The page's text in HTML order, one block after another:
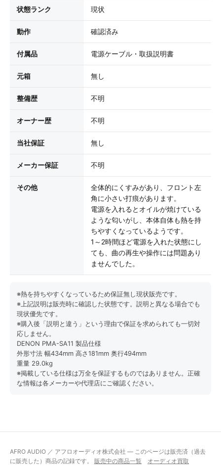
状態ランク 現状
動作 確認済み
付属品 電源ケーブル・取扱説明書
元箱 無し
整備歴 不明
オーナー歴 不明
当社保証 無し
メーカー保証 不明
その他
全体的にくすみがあり、フロント左
角に小さい打痕があります。
電源を入れるとオイルが焼けている
ような匂いがし、本体自体も熱を持
ちやすくなっているようです。
1～2時間ほど電源を入れた状態にし
ても、曲の再生や操作には問題あり
ませんでした。
※熱を持ちやすくなっているため保証無し現状販売です。
※上記説明は販売時に確認した状態です。説明と異なる場合でも
現状優先です。
※購入後「説明と違う」という理由で保証を求められても一切対
応しません。
DENON PMA-SA11 製品仕様
外形寸法 幅434mm 高さ181mm 奥行494mm
重量 29.0kg
※掲載している仕様は万全を保証するものではありません。正確
な情報は各メーカーや代理店にご確認ください。
AFRO AUDIO ／ アフロオーディオ株式会社 — このページは販売済（過去
に販売した）商品の記録です。 販売中の商品一覧 オーディオ買取